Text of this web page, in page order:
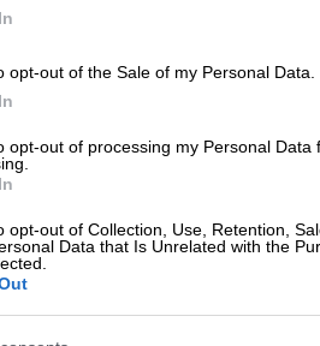
opt-out of the Sale of my Personal Data.
opt-out of processing my Personal Data
opt-out of Collection, Use, Retention,
Data that Is Unrelated with the